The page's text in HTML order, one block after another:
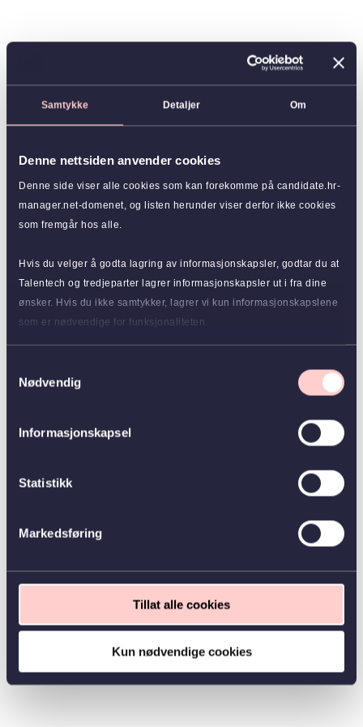
Samtykke Detaljer Om
Denne nettsiden anvender cookies
Denne side viser alle cookies som kan forekomme på candidate.hr-
manager.net-domenet, og listen herunder viser derfor ikke cookies
som fremgår hos alle.
Hvis du velger å godta lagring av informasjonskapsler, godtar du at
Talentech og tredjeparter lagrer informasjonskapsler ut i fra dine
ønsker. Hvis du ikke samtykker, lagrer vi kun informasjonskapslene
som er nødvendige for funksjonaliteten.
Nødvendig
Informasjonskapsel
Statistikk
Markedsføring
Tillat alle cookies
Kun nødvendige cookies